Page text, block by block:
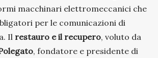
macchinari elettromeccanici che
per le comunicazioni di
Il restauro e il recupero, voluto da
, fondatore e presidente di